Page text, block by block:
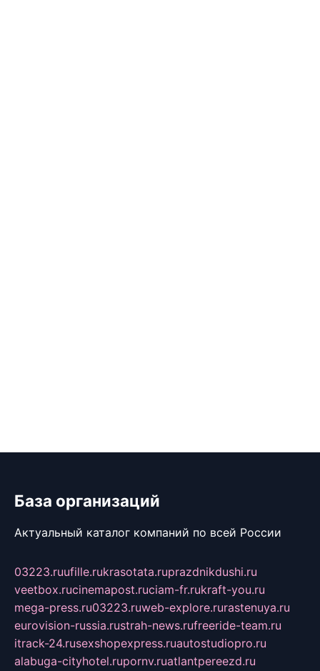
База организаций
Актуальный каталог компаний по всей России
03223.ruufille.rukrasotata.ruprazdnikdushi.ru
veetbox.rucinemapost.ruciam-fr.rukraft-you.ru
mega-press.ru03223.ruweb-explore.rurastenuya.ru
eurovision-russia.rustrah-news.rufreeride-team.ru
itrack-24.rusexshopexpress.ruautostudiopro.ru
alabuga-cityhotel.rupornv.ruatlantpereezd.ru